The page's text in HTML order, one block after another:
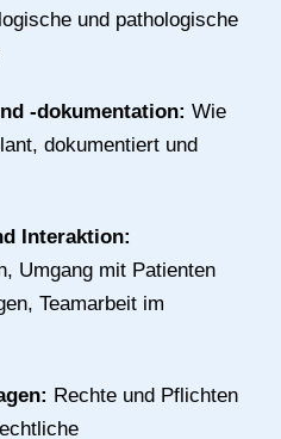
und pathologische
-dokumentation: Wie
dokumentiert und
Interaktion:
Umgang mit Patienten
Teamarbeit im
Rechte und Pflichten